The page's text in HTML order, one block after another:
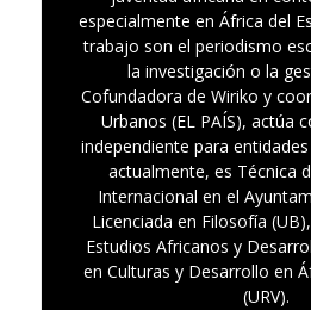
especialmente en África del
trabajo son el periodismo
la investigación o la
Cofundadora de Wiriko y
Urbanos (EL PAÍS), actúa
independiente para
actualmente, es Técnica
Internacional en el
Licenciada en Filosofía
Estudios Africanos y
en Culturas y Desarrollo en
(URV).